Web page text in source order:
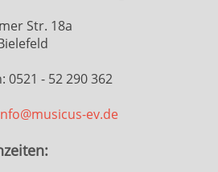
Str. 18a
0521 - 52 290 362
ev.de